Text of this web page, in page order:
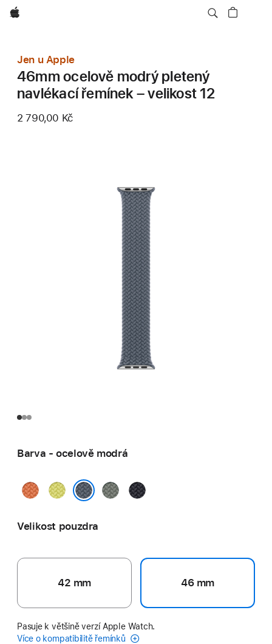
Apple
Jen u Apple
46mm ocelově modrý pletený
navlékací řemínek – velikost 12
2 790,00 Kč
Barva - ocelově modrá
kurkumováneonově
zelenošedá
temně
Velikost pouzdra
42 mm 46 mm
Pasuje k většině verzí Apple Watch.
Více o kompatibilitě řemínků